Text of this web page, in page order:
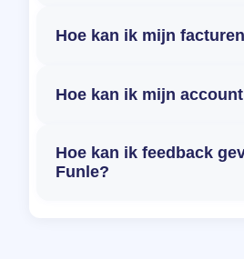
Hoe kan ik mijn
Hoe kan ik mijn
Hoe kan ik feedback
Funle?